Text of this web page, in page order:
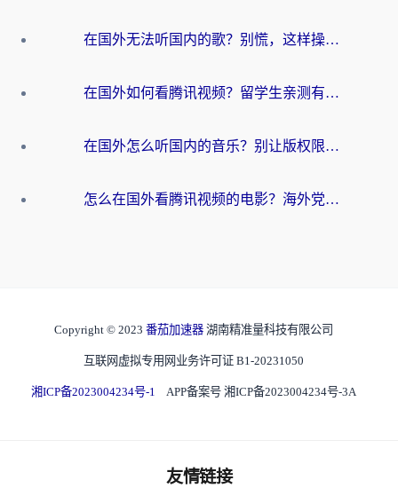
在国外无法听国内的歌？别慌，这样操作就能畅听QQ音乐（附亲测加速器推荐）
在国外如何看腾讯视频？留学生亲测有效的回国加速方案
在国外怎么听国内的音乐？别让版权限制断了你的华语歌单
怎么在国外看腾讯视频的电影？海外党亲测有效的回国加速指南
Copyright © 2023 番茄加速器 湖南精准量科技有限公司
互联网虚拟专用网业务许可证 B1-20231050
湘ICP备2023004234号-1 APP备案号 湘ICP备2023004234号-3A
友情链接